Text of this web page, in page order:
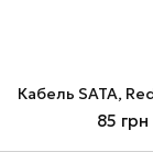
85 грн